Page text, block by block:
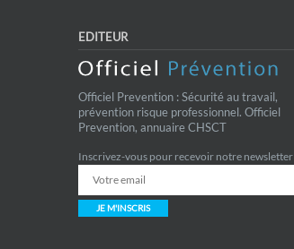
EDITEUR
Officiel Prevention : Sécurité au travail,
prévention risque professionnel. Officiel
Prevention, annuaire CHSCT
Inscrivez-vous pour recevoir notre newsletter
JE M'INSCRIS